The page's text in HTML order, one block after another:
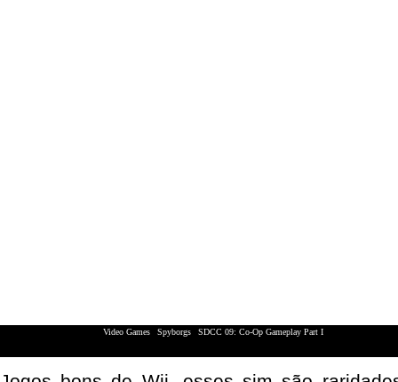
Video Games Spyborgs
SDCC 09: Co-Op Gameplay Part I